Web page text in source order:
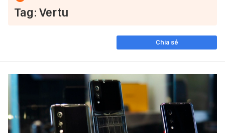
Tag: Vertu
Chia sẻ